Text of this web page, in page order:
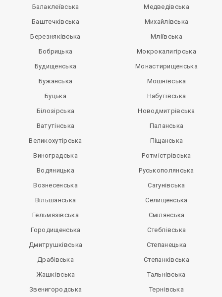
Балаклеївська
Баштечківська
Березняківська
Бобрицька
Будищенська
Бужанська
Буцька
Білозірська
Ватутінська
Великохутірська
Виноградська
Водяницька
Вознесенська
Вільшанська
Гельмязівська
Городищенська
Дмитрушківська
Драбівська
Жашківська
Звенигородська
Медведівська
Михайлівська
Мліївська
Мокрокалигірська
Монастирищенська
Мошнівська
Набутівська
Новодмитрівська
Паланська
Піщанська
Ротмістрівська
Руськополянська
Сагунівська
Селищенська
Смілянська
Стеблівська
Степанецька
Степанківська
Тальнівська
Тернівська